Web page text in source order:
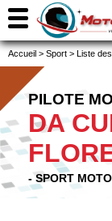
Accueil > Sport > Liste
PILOTE
DA
- SPORT MOTO